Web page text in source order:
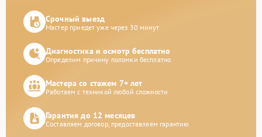
Срочный выезд
Мастер приедет уже через 30 минут
Диагностика и осмотр бесплатно
Определим причину поломки бесплатно
Мастера со стажем 7+ лет
Работаем с техникой любой сложности
Гарантия до 12 месяцев
Составляем договор, предоставляем гарантию